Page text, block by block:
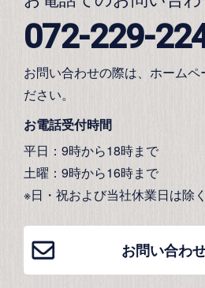
072-229-
お問い合わせの際は、ホームペ
ださい。
お電話受付時間
平日：9時から18時まで
土曜：9時から16時まで
※日・祝および当社休業日は除く
お問い合わ